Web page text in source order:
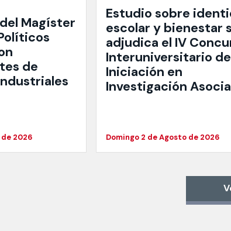
Magíster
de
2026
Estudio sobre
escolar y bienestar
adjudica el IV
Interuniversitario de
Iniciación en
Investigación
Domingo 2 de Agosto de 2026